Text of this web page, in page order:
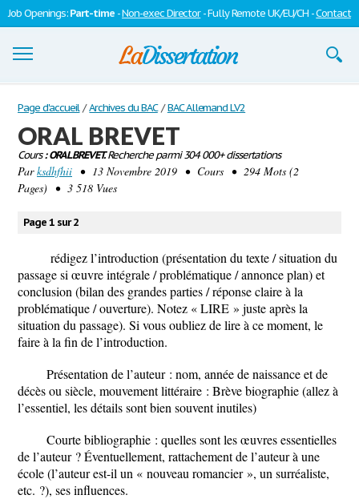
Job Openings:Part-time -Non-exec Director- Fully Remote UK/EU/CH -Contact
Dissertations
S'inscrire
Se connecter
Page d'accueil / Archives du BAC / BAC Allemand LV2
ORAL BREVET
Cours: ORAL BREVET.Recherche parmi 304 000+ dissertations
Parksdhfhii • 13 Novembre 2019 • Cours • 294 Mots (2
Pages) • 3 518 Vues
Page 1 sur 2
rédigez l’introduction (présentation du texte / situation du
passage si œuvre intégrale / problématique / annonce plan) et
conclusion (bilan des grandes parties / réponse claire à la
problématique / ouverture). Notez « LIRE » juste après la
situation du passage). Si vous oubliez de lire à ce moment, le
faire à la fin de l’introduction.
Présentation de l’auteur : nom, année de naissance et de
décès ou siècle, mouvement littéraire : Brève biographie (allez à
l’essentiel, les détails sont bien souvent inutiles)
Courte bibliographie : quelles sont les œuvres essentielles
de l’auteur ? Éventuellement, rattachement de l’auteur à une
école (l’auteur est-il un « nouveau romancier », un surréaliste,
etc. ?), ses influences.